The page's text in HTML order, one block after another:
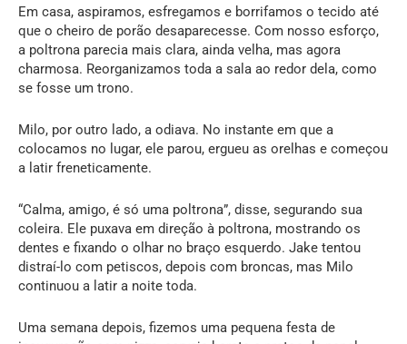
Em casa, aspiramos, esfregamos e borrifamos o tecido até
que o cheiro de porão desaparecesse. Com nosso esforço,
a poltrona parecia mais clara, ainda velha, mas agora
charmosa. Reorganizamos toda a sala ao redor dela, como
se fosse um trono.
Milo, por outro lado, a odiava. No instante em que a
colocamos no lugar, ele parou, ergueu as orelhas e começou
a latir freneticamente.
“Calma, amigo, é só uma poltrona”, disse, segurando sua
coleira. Ele puxava em direção à poltrona, mostrando os
dentes e fixando o olhar no braço esquerdo. Jake tentou
distraí-lo com petiscos, depois com broncas, mas Milo
continuou a latir a noite toda.
Uma semana depois, fizemos uma pequena festa de